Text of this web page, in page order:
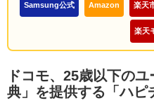
Samsung公式 Amazon 楽天
楽天
ドコモ、25歳以下の
典」を提供する「ハピ